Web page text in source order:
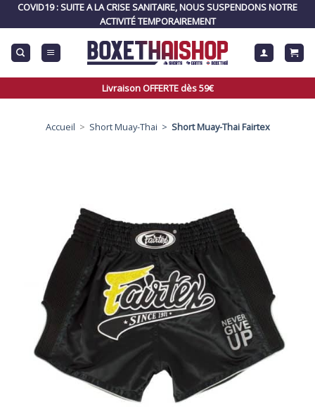
COVID19 : SUITE A LA CRISE SANITAIRE, NOUS SUSPENDONS NOTRE
ACTIVITÉ TEMPORAIREMENT
Livraison OFFERTE dès 59€
Accueil > Short Muay-Thai > Short Muay-Thai Fairtex